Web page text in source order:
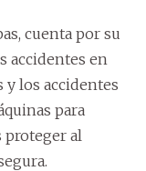
cuenta por su
accidentes en
y los accidentes
para
proteger al